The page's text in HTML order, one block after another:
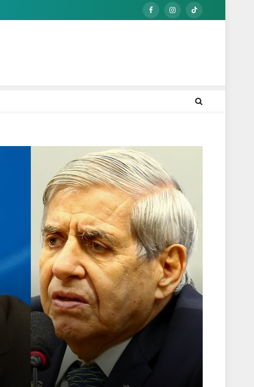
FacebookInstagramTikTok